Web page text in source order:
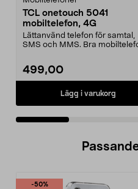
TCL onetouch 5041
mobiltelefon, 4G
Lättanvänd telefon för samtal,
SMS och MMS. Bra
499,00
Lägg i varukorg
-50%